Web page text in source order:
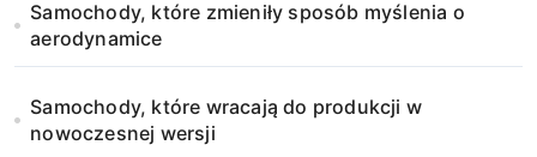
Samochody, które zmieniły sposób myślenia o
aerodynamice
Samochody, które wracają do produkcji w
nowoczesnej wersji